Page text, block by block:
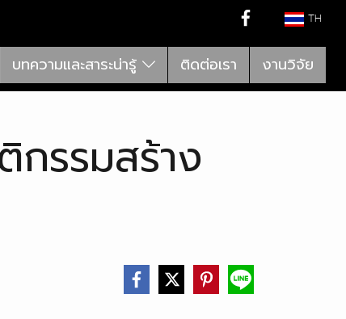
TH
บทความและสาระน่ารู้ ติดต่อเรา งานวิจัย
รรมสร้าง